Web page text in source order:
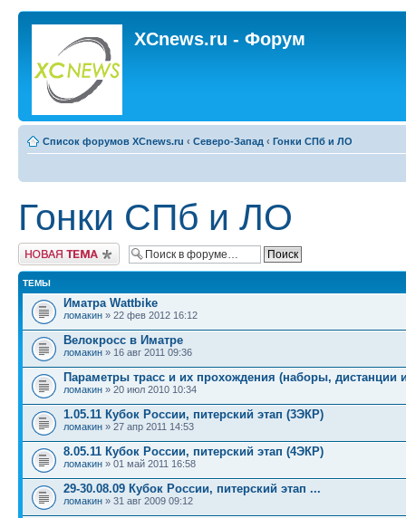
XCnews.ru - Форум
Список форумов XCnews.ru ‹ Северо-Запад ‹ Гонки СПб и ЛО
Гонки СПб и ЛО
Новая тема
ТЕМЫ
Иматра Wattbike
ломакин » 22 фев 2012 16:12
Велокросс в Иматре
ломакин » 16 авг 2011 09:36
Параметры трасс и их прохождения (наборы, дистанции
ломакин » 20 июл 2010 10:34
1.05.11 Кубок России, питерский этап (3ЭКР)
ломакин » 27 апр 2011 14:53
8.05.11 Кубок России, питерский этап (4ЭКР)
ломакин » 01 май 2011 16:58
29-30.08.09 Кубок России, питерский этап ...
ломакин » 31 авг 2009 09:12